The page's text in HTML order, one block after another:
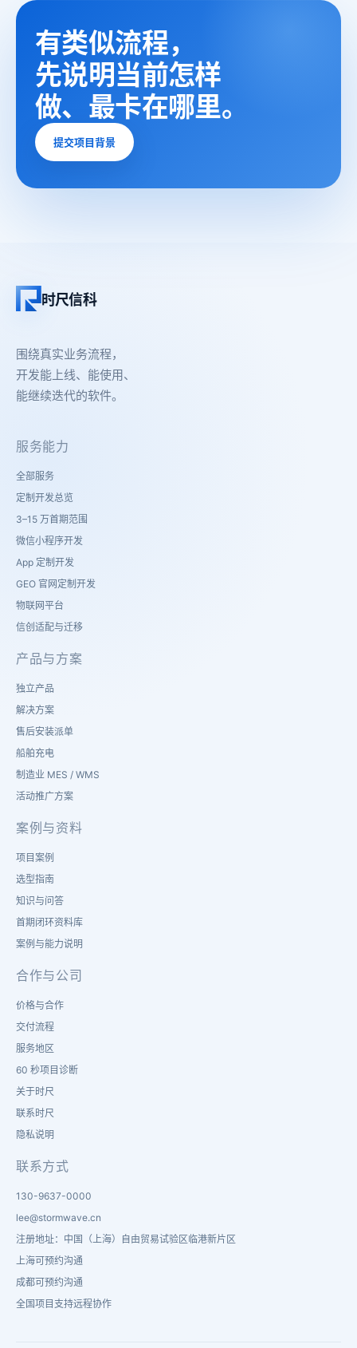
有类似流程，
先说明当前怎样
做、最卡在哪里。
提交项目背景
时尺信科
围绕真实业务流程，
开发能上线、能使用、
能继续迭代的软件。
服务能力
全部服务
定制开发总览
3–15 万首期范围
微信小程序开发
App 定制开发
GEO 官网定制开发
物联网平台
信创适配与迁移
产品与方案
独立产品
解决方案
售后安装派单
船舶充电
制造业 MES / WMS
活动推广方案
案例与资料
项目案例
选型指南
知识与问答
首期闭环资料库
案例与能力说明
合作与公司
价格与合作
交付流程
服务地区
60 秒项目诊断
关于时尺
联系时尺
隐私说明
联系方式
130-9637-0000
lee@stormwave.cn
注册地址：中国（上海）自由贸易试验区临港新片区
上海可预约沟通
成都可预约沟通
全国项目支持远程协作